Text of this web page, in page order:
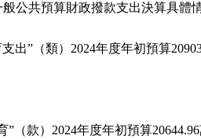
般公共預算財政撥款支出決算具體
支出”（類）2024年度年初預算
”（款）2024年度年初預算